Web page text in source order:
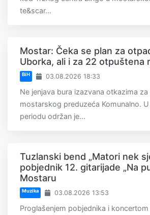
te&scar...
Mostar: Čeka se plan za
Uborka, ali i za 22 otpuštena
BiH 03.08.2026 18:33
Ne jenjava bura izazvana otkazima
mostarskog preduzeća Komunalno.
periodu održan je...
Tuzlanski bend „Matori nek
pobjednik 12. gitarijade „Na
Mostaru
Muzika 03.08.2026 13:53
Proglašenjem pobjednika i koncertom